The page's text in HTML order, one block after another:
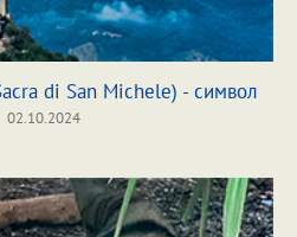
di San Michele) - символ
02.10.2024